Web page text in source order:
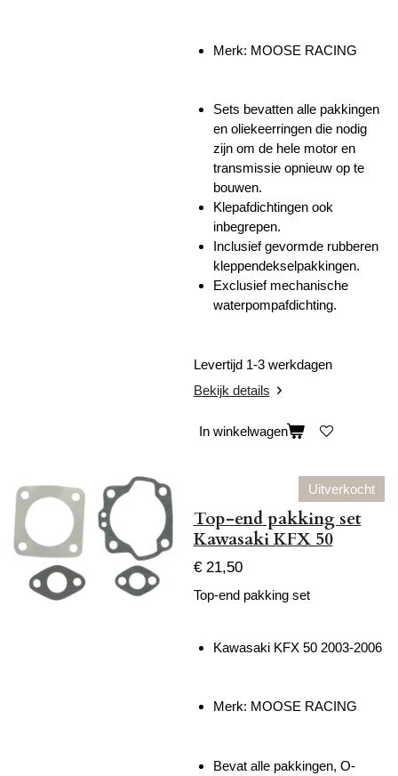
Merk: MOOSE RACING
Sets bevatten alle pakkingen
en oliekeerringen die nodig
zijn om de hele motor en
transmissie opnieuw op te
bouwen.
Klepafdichtingen ook
inbegrepen.
Inclusief gevormde rubberen
kleppendekselpakkingen.
Exclusief mechanische
waterpompafdichting.
Levertijd 1-3 werkdagen
Bekijk details
In winkelwagen
Uitverkocht
Top-end pakking set
Kawasaki KFX 50
€ 21,50
Top-end pakking set
Kawasaki KFX 50 2003-2006
Merk: MOOSE RACING
Bevat alle pakkingen, O-